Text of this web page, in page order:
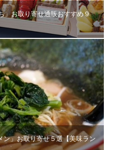
」お取り寄せ通販おすすめ９
」お取り寄せ５選【美味ラン